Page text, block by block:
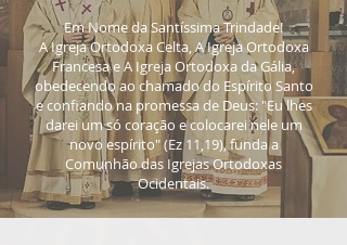
Em Nome da Santíssima Trindade!
A Igreja Ortodoxa Celta, A Igreja Ortodoxa
Francesa e A Igreja Ortodoxa da Gália,
obedecendo ao chamado do Espírito Santo
e confiando na promessa de Deus: "Eu lhes
darei um só coração e colocarei nele um
novo espírito" (Ez 11,19), funda a
Comunhão das Igrejas Ortodoxas
Ocidentais.